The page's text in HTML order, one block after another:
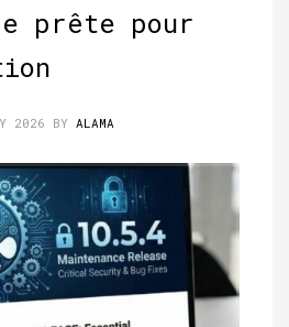
prête pour
2026 BY ALAMA